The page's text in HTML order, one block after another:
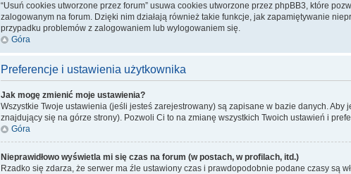
“Usuń cookies utworzone przez forum” usuwa cookies utworzone przez phpBB3, które
zalogowanym na forum. Dzięki nim działają również takie funkcje, jak zapamiętywanie
przypadku problemów z zalogowaniem lub wylogowaniem się.
Góra
Preferencje i ustawienia użytkownika
Jak mogę zmienić moje ustawienia?
Wszystkie Twoje ustawienia (jeśli jesteś zarejestrowany) są zapisane w bazie danych. Aby
znajdujący się na górze strony). Pozwoli Ci to na zmianę wszystkich Twoich ustawień i
Góra
Nieprawidłowo wyświetla mi się czas na forum (w postach, w profilach, itd.)
Rzadko się zdarza, że serwer ma źle ustawiony czas i prawdopodobnie podane czasy są